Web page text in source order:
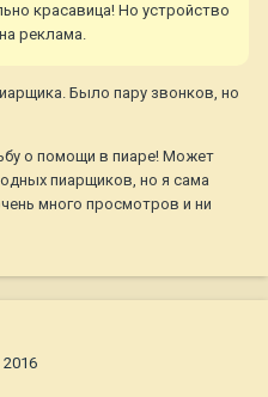
красавица! Но устройство
реклама.
Было пару звонков, но
о помощи в пиаре! Может
пиарщиков, но я сама
много просмотров и ни
2016